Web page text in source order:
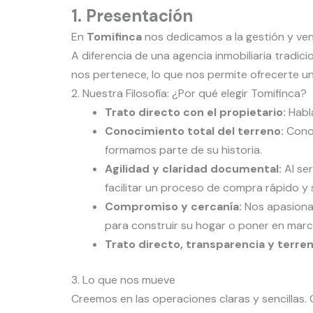
1. Presentación
En Tomifincanos dedicamos a la gestión y
A diferencia de una agencia inmobiliaria
nos pertenece, lo que nos permite ofrecerte
2. Nuestra Filosofía: ¿Por qué elegir Tomifinca?
Trato directo con el propietario:
Conocimiento total del terreno:
formamos parte de su historia.
Agilidad y claridad documental: Al
facilitar un proceso de compra rápido y
Compromiso y cercanía: Nos
para construir su hogar o poner en
Trato directo, transparencia y
3. Lo que nos mueve
Creemos en las operaciones claras y